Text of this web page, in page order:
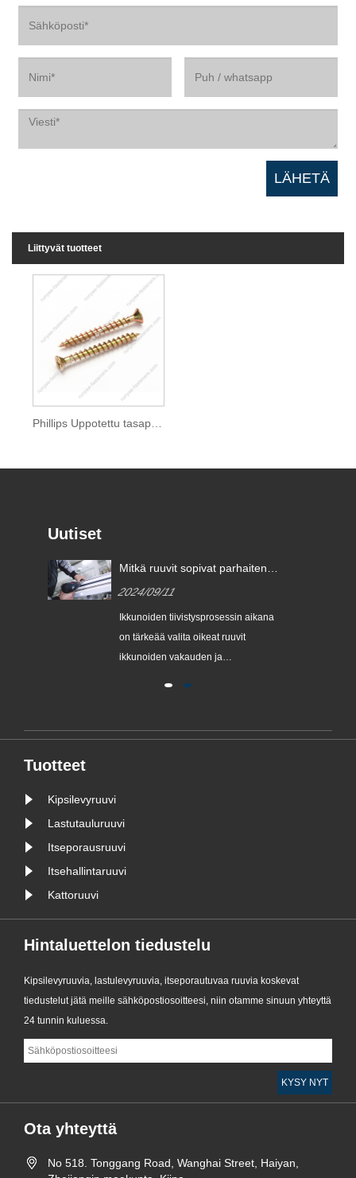
Liittyvät tuotteet
Phillips Uppotettu tasapää lastulevyruuvi karkea kierre
Uutiset
Mitkä ruuvit sopivat parhaiten
2024/09/11
Ikkunoiden tiivistysprosessin aikana
on tärkeää valita oikeat ruuvit
ikkunoiden vakauden ja
Tuotteet
Kipsilevyruuvi
Lastutauluruuvi
Itseporausruuvi
Itsehallintaruuvi
Kattoruuvi
Hintaluettelon tiedustelu
Kipsilevyruuvia, lastulevyruuvia, itseporautuvaa ruuvia koskevat
tiedustelut jätä meille sähköpostiosoitteesi, niin otamme sinuun yhteyttä
24 tunnin kuluessa.
Ota yhteyttä
No 518. Tonggang Road, Wanghai Street, Haiyan,